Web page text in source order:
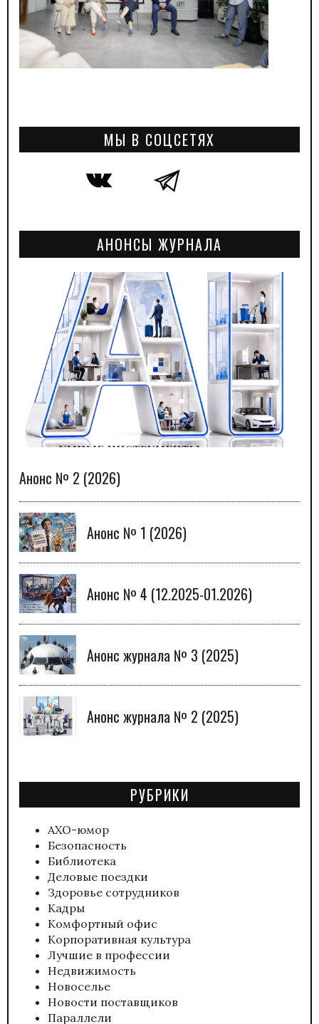
МЫ В СОЦСЕТЯХ
АНОНСЫ ЖУРНАЛА
Анонс № 2 (2026)
Анонс № 1 (2026)
Анонс № 4 (12.2025-01.2026)
Анонс журнала № 3 (2025)
Анонс журнала № 2 (2025)
РУБРИКИ
АХО-юмор
Безопасность
Библиотека
Деловые поездки
Здоровье сотрудников
Кадры
Комфортный офис
Корпоративная культура
Лучшие в профессии
Недвижимость
Новоселье
Новости поставщиков
Параллели